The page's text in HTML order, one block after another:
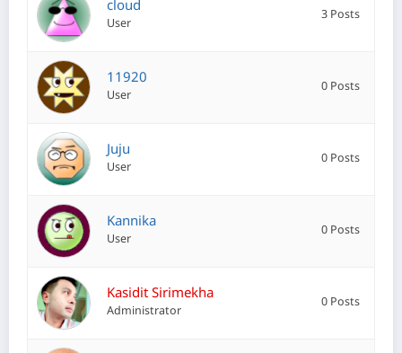
cloud
User
3 Posts
11920
User
0 Posts
Juju
User
0 Posts
Kannika
User
0 Posts
Kasidit Sirimekha
Administrator
0 Posts